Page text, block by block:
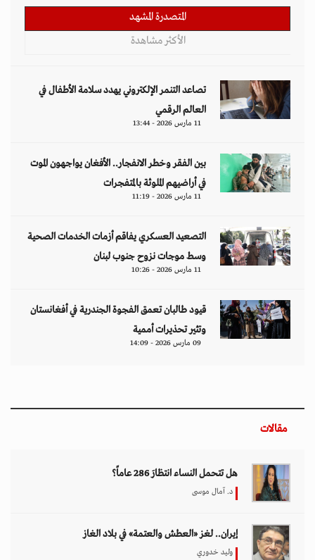
المتصدرة المشهد
الأكثر مشاهدة
تصاعد التنمر الإلكتروني يهدد سلامة الأطفال في
العالم الرقمي
11 مارس 2026 - 13:44
بين الفقر وخطر الانفجار.. الأفغان يواجهون الموت
في أراضيهم الملوثة بالمتفجرات
11 مارس 2026 - 11:19
التصعيد العسكري يفاقم أزمات الخدمات الصحية
وسط موجات نزوح جنوب لبنان
11 مارس 2026 - 10:26
قيود طالبان تعمق الفجوة الجندرية في أفغانستان
وتثير تحذيرات أممية
09 مارس 2026 - 14:09
مقالات
هل تتحمل النساء انتظارَ 286 عاماً؟
د. آمال موسى
إيران.. لغز «العطش والعتمة» في بلاد الغاز
وليد خدوري